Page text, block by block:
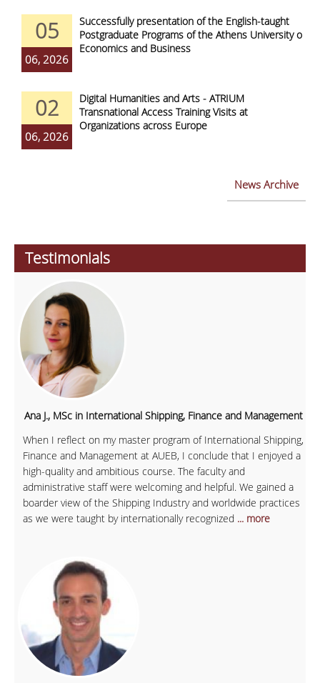
05
06, 2026
Successfully presentation of the English-taught
Postgraduate Programs of the Athens University of
Economics and Business
02
06, 2026
Digital Humanities and Arts - ATRIUM
Transnational Access Training Visits at
Organizations across Europe
News Archive
Testimonials
Ana J., MSc in International Shipping, Finance and Management
When I reflect on my master program of International Shipping,
Finance and Management at AUEB, I conclude that I enjoyed a
high-quality and ambitious course. The faculty and
administrative staff were welcoming and helpful. We gained a
boarder view of the Shipping Industry and worldwide practices
as we were taught by internationally recognized ... more